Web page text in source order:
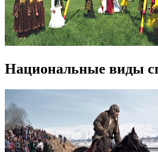
Национальные виды